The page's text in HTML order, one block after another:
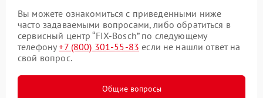
Вы можете ознакомиться с приведенными ниже
часто задаваемыми вопросами, либо обратиться в
сервисный центр “FIX-Bosch” по следующему
телефону+7 (800) 301-55-83 если не нашли ответ на
свой вопрос.
Общие вопросы